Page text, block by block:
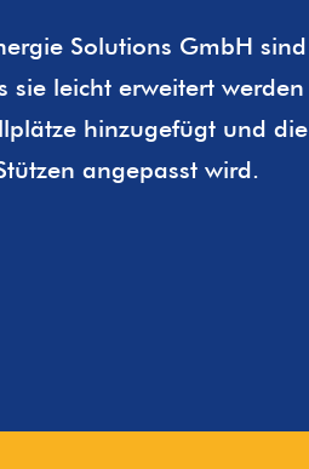
Solutions GmbH sind
sie leicht erweitert werden
hinzugefügt und die
angepasst wird.